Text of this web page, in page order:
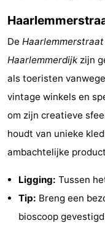
De Haarlemmerstraat
Haarlemmerdijk zijn
als toeristen
vintage winkels en
om zijn creatieve
houdt van unieke
ambachtelijke
Ligging: Tussen
Tip: Breng een
bioscoop